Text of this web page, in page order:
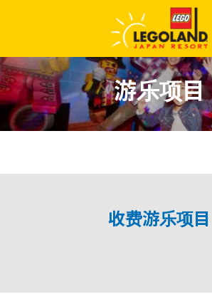
主
要
内
容
游乐项目
收费游乐项目